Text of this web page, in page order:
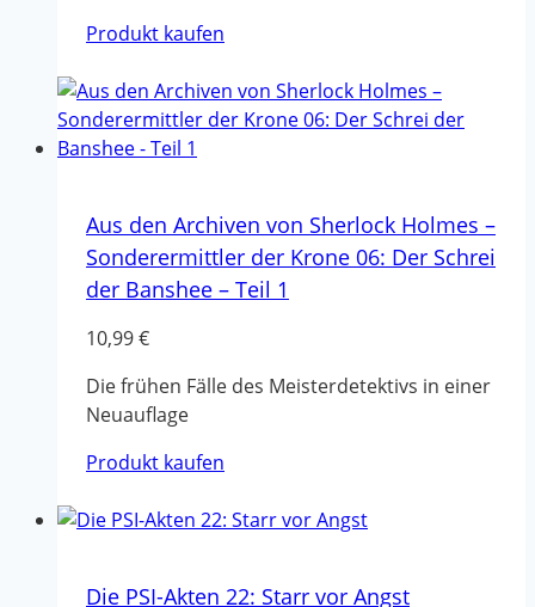
Produkt kaufen
Aus den Archiven von Sherlock Holmes –
Sonderermittler der Krone 06: Der Schrei
der Banshee – Teil 1
10,99€
Die frühen Fälle des Meisterdetektivs in einer
Neuauflage
Produkt kaufen
Die PSI-Akten 22: Starr vor Angst